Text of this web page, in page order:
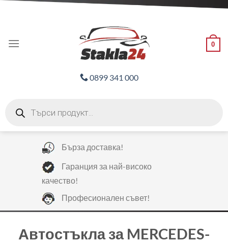
0
0899 341 000
search
Бърза доставка!
Гаранция за най-високо
качество!
Професионален съвет!
Автостъкла за MERCEDES-